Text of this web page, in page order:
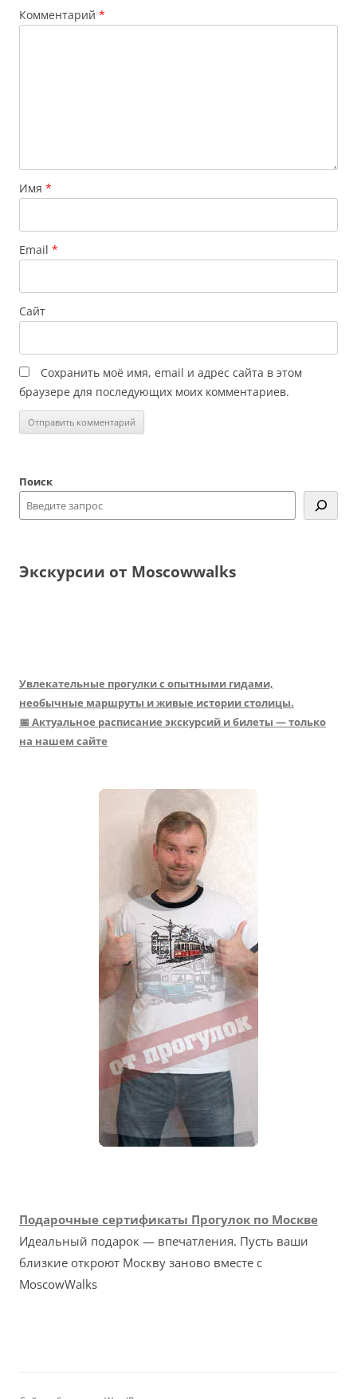
Комментарий *
Имя *
Email *
Сайт
Сохранить моё имя, email и адрес сайта в этом
браузере для последующих моих комментариев.
Поиск
Экскурсии от Moscowwalks
Увлекательные прогулки с опытными гидами,
необычные маршруты и живые истории столицы.
📅 Актуальное расписание экскурсий и билеты — только
на нашем сайте
Подарочные сертификаты Прогулок по Москве
Идеальный подарок — впечатления. Пусть ваши
близкие откроют Москву заново вместе с
MoscowWalks